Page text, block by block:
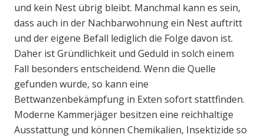
und kein Nest übrig bleibt. Manchmal kann es sein,
dass auch in der Nachbarwohnung ein Nest auftritt
und der eigene Befall lediglich die Folge davon ist.
Daher ist Gründlichkeit und Geduld in solch einem
Fall besonders entscheidend. Wenn die Quelle
gefunden wurde, so kann eine
Bettwanzenbekämpfung in Exten sofort stattfinden.
Moderne Kammerjäger besitzen eine reichhaltige
Ausstattung und können Chemikalien, Insektizide so